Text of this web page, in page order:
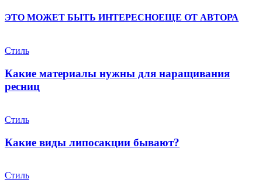
ЭТО МОЖЕТ БЫТЬ ИНТЕРЕСНОЕЩЕ ОТ АВТОРА
Стиль
Какие материалы нужны для наращивания
ресниц
Стиль
Какие виды липосакции бывают?
Стиль